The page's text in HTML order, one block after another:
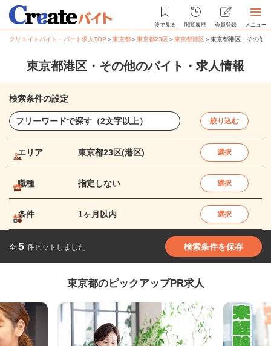
後で見る 閲覧履歴 会員登録 メニュー
クリエイトバイト・パート求人TOP ＞東京都＞東京都23区＞東京都港区＞東京都港区・その他
東京都港区・その他のバイト・求人情報
検索条件の設定
絞り込む
エリア 東京都23区(港区) 選択
職種 指定しない 選択
条件 1ヶ月以内 選択
全 5 件ヒットしました 検索条件を保存
東京都のピックアップPR求人